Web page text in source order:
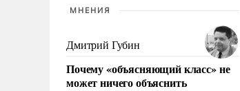
МНЕНИЯ
Дмитрий Губин
Почему «объясняющий класс» не
может ничего объяснить